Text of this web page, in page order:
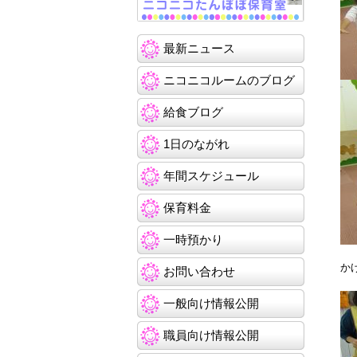
か
最新ニュース
ニコニコルームのブログ
給食ブログ
1日のながれ
年間スケジュール
保育料金
一時預かり
お問い合わせ
一般向け情報公開
職員向け情報公開